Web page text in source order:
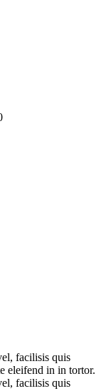
ш., д. 50
facilisis quis
eleifend in in tortor.
facilisis quis